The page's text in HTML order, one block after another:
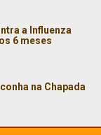
a Influenza
6 meses
na Chapada